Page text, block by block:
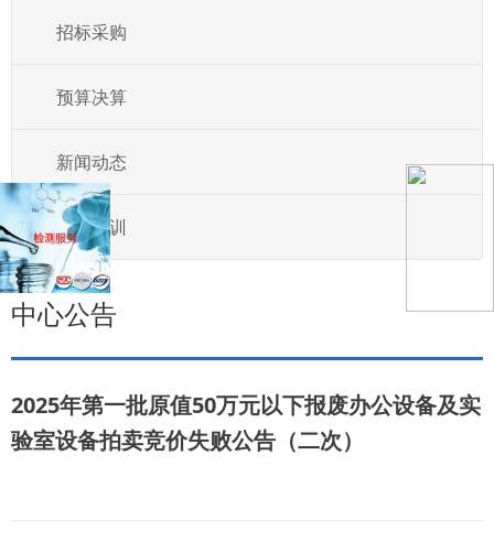
招标采购
预算决算
新闻动态
教育培训
中心公告
2025年第一批原值50万元以下报废办公设备及实
验室设备拍卖竞价失败公告（二次）